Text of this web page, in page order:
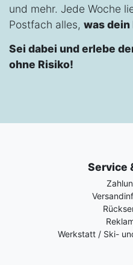
und mehr. Jede Woche
Postfach alles, was
Sei dabei und erlebe
ohne Risiko!
Service
Werkstatt / Ski-